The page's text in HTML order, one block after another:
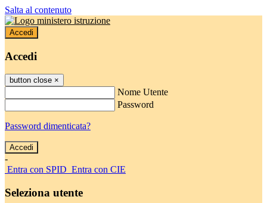
Salta al contenuto
Accedi
Accedi
button close ×
Nome Utente
Password
Password dimenticata?
-
Entra con SPID Entra con CIE
Seleziona utente